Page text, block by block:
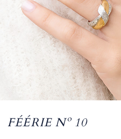
FÉÉRIE Nº 10